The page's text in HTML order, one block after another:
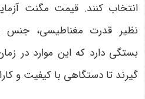
انتخاب کنند. قیمت مگنت
نظیر قدرت مغناطیسی، جنس
بستگی دارد که این موارد در
گیرند تا دستگاهی با کیفیت و